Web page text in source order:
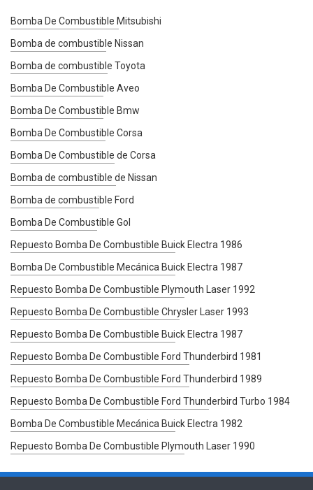
Bomba De Combustible Mitsubishi
Bomba de combustible Nissan
Bomba de combustible Toyota
Bomba De Combustible Aveo
Bomba De Combustible Bmw
Bomba De Combustible Corsa
Bomba De Combustible de Corsa
Bomba de combustible de Nissan
Bomba de combustible Ford
Bomba De Combustible Gol
Repuesto Bomba De Combustible Buick Electra 1986
Bomba De Combustible Mecánica Buick Electra 1987
Repuesto Bomba De Combustible Plymouth Laser 1992
Repuesto Bomba De Combustible Chrysler Laser 1993
Repuesto Bomba De Combustible Buick Electra 1987
Repuesto Bomba De Combustible Ford Thunderbird 1981
Repuesto Bomba De Combustible Ford Thunderbird 1989
Repuesto Bomba De Combustible Ford Thunderbird Turbo 1984
Bomba De Combustible Mecánica Buick Electra 1982
Repuesto Bomba De Combustible Plymouth Laser 1990